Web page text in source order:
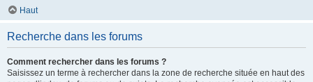
Haut
Recherche dans les forums
Comment rechercher dans les forums ?
Saisissez un terme à rechercher dans la zone de recherche située en haut des